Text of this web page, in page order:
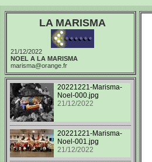
LA MARISMA
21/12/2022
NOEL A LA MARISMA
marisma@orange.fr